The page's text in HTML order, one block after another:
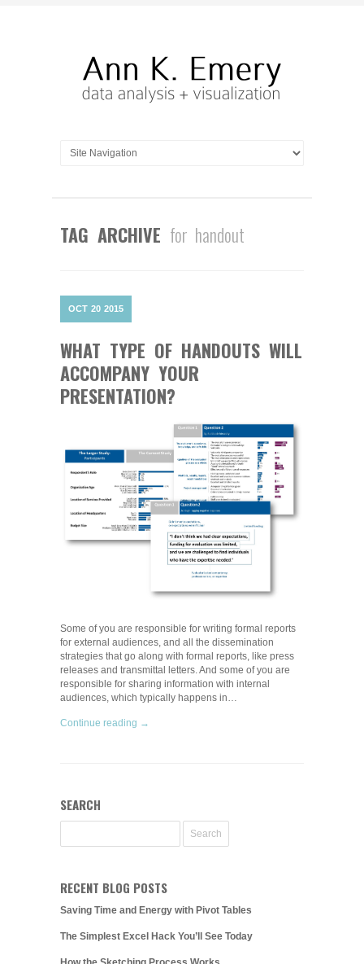
TAG ARCHIVE for handout
OCT 20 2015
WHAT TYPE OF HANDOUTS WILL
ACCOMPANY YOUR
PRESENTATION?
Some of you are responsible for writing formal reports
for external audiences, and all the dissemination
strategies that go along with formal reports, like press
releases and transmittal letters. And some of you are
responsible for sharing information with internal
audiences, which typically happens in…
Continue reading →
SEARCH
RECENT BLOG POSTS
Saving Time and Energy with Pivot Tables
The Simplest Excel Hack You’ll See Today